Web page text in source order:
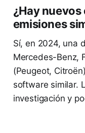
¿Hay
emisiones
Sí, en 2024, una
Mercedes-Benz,
(Peugeot,
software similar.
investigación y